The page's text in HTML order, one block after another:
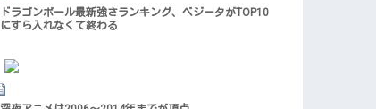
ドラゴンボール最新強さランキング、ベジータがTOP10
にすら入れなくて終わる